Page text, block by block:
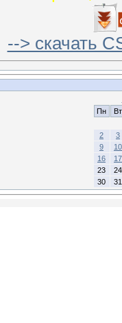
--> скачать
Пн
Вт
2
3
9
10
16
17
23
24
30
31